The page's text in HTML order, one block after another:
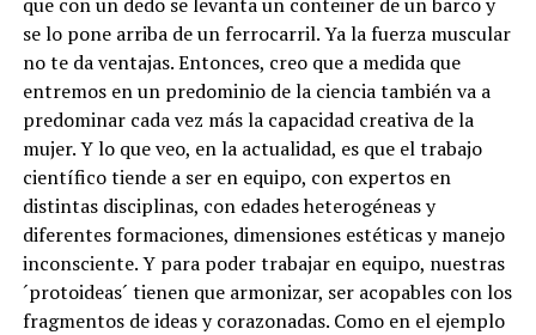
se lo pone arriba de un ferrocarril. Ya la fuerza muscular
no te da ventajas. Entonces, creo que a medida que
entremos en un predominio de la ciencia también va a
predominar cada vez más la capacidad creativa de la
mujer. Y lo que veo, en la actualidad, es que el trabajo
científico tiende a ser en equipo, con expertos en
distintas disciplinas, con edades heterogéneas y
diferentes formaciones, dimensiones estéticas y manejo
inconsciente. Y para poder trabajar en equipo, nuestras
´protoideas´ tienen que armonizar, ser acopables con los
fragmentos de ideas y corazonadas. Como en el ejemplo